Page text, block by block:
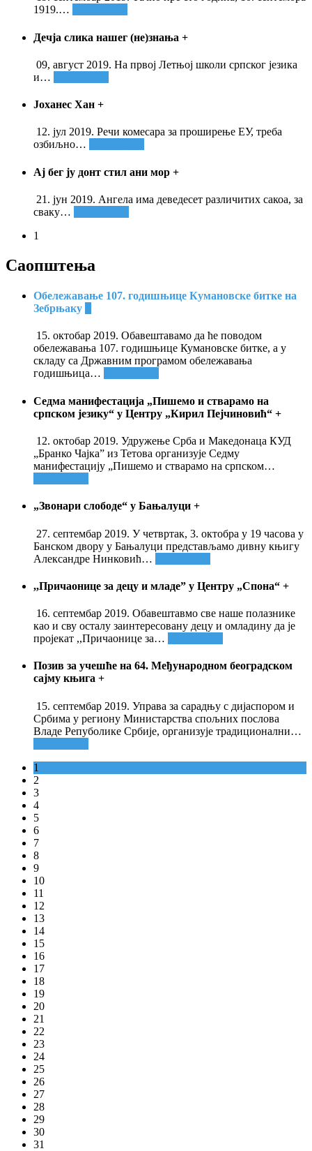
1919.…
Дечја слика нашег (не)знања +
09, август 2019. На првој Летњој школи српског језика
и…
Јоханес Хан +
12. јул 2019. Речи комесара за проширење ЕУ, треба
озбиљно…
Ај бег ју донт стил ани мор +
21. јун 2019. Ангела има деведесет различитих сакоа, за
сваку…
1
Саопштења
Обележавање 107. годишњице Кумановске битке на
Зебрњаку
15. октобар 2019. Обавештавамо да ће поводом
обележавања 107. годишњице Кумановске битке, а у
складу са Државним програмом обележавања
годишњица…
Седма манифестација „Пишемо и стварамо на
српском језику“ у Центру „Кирил Пејчиновић“ +
12. октобар 2019. Удружење Срба и Македонаца КУД
„Бранко Чајка” из Тетова организује Седму
манифестацију „Пишемо и стварамо на српском…
„Звонари слободе“ у Бањалуци +
27. септембар 2019. У четвртак, 3. октобра у 19 часова у
Банском двору у Бањалуци представљамо дивну књигу
Александре Нинковић…
,,Причаонице за децу и младе” у Центру „Спона“ +
16. септембар 2019. Обавештавмо све наше полазнике
као и сву осталу заинтересовану децу и омладину да је
пројекат ,,Причаонице за…
Позив за учешће на 64. Међународном београдском
сајму књига +
15. септембар 2019. Управа за сарадњу с дијаспором и
Србима у региону Министарства спољних послова
Владе Репуболике Србије, организује традиционални…
1
2
3
4
5
6
7
8
9
10
11
12
13
14
15
16
17
18
19
20
21
22
23
24
25
26
27
28
29
30
31